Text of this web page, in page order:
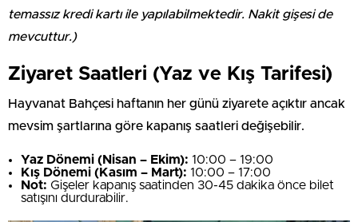
temassız kredi kartı ile yapılabilmektedir. Nakit gişesi de
mevcuttur.)
Ziyaret Saatleri (Yaz ve Kış Tarifesi)
Hayvanat Bahçesi haftanın her günü ziyarete açıktır ancak
mevsim şartlarına göre kapanış saatleri değişebilir.
Yaz Dönemi (Nisan – Ekim): 10:00 – 19:00
Kış Dönemi (Kasım – Mart): 10:00 – 17:00
Not: Gişeler kapanış saatinden 30-45 dakika önce bilet
satışını durdurabilir.